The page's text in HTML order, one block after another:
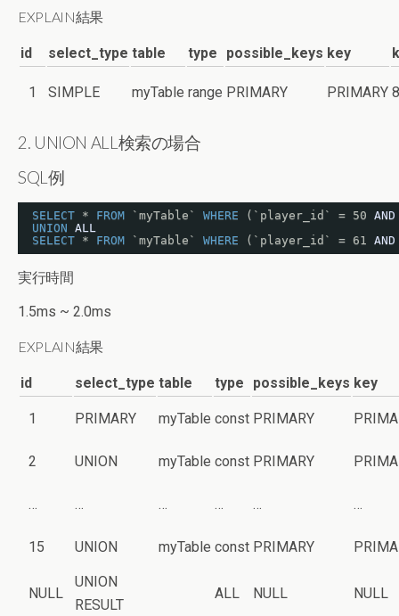
EXPLAIN結果
id select_type table type possible_keys key
1 SIMPLE myTable range PRIMARY PRIMARY 8
2. UNION ALL検索の場合
SQL例
SELECT * FROM `myTable` WHERE (`player_id` = 50 AND
UNION ALL
SELECT * FROM `myTable` WHERE (`player_id` = 61 AND
実行時間
1.5ms ~ 2.0ms
EXPLAIN結果
id select_type table type possible_keys key
1 PRIMARY myTable const PRIMARY
2 UNION myTable const PRIMARY
… … … … … …
15 UNION myTable const PRIMARY
NULL
UNION
RESULT
ALL NULL NULL